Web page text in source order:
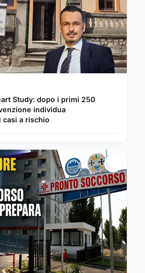
Study: dopo i primi 250
individua
casi a rischio